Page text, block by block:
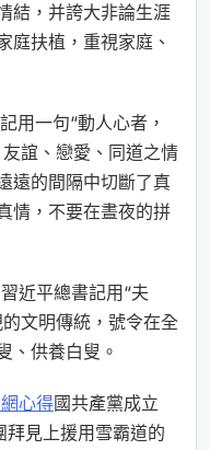
結，并誇大非論生涯
庭扶植，重視家庭、
用一句“動人心者，
誼、戀愛、同道之情
遠的間隔中切斷了真
情，不要在晝夜的拼
近平總書記用“夫
文明傳統，號令在全
、供養白叟。
心得國共產黨成立
見上援用雪霸道的